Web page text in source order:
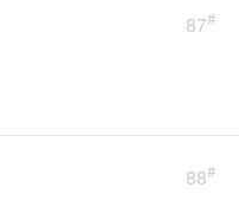
87#
88#